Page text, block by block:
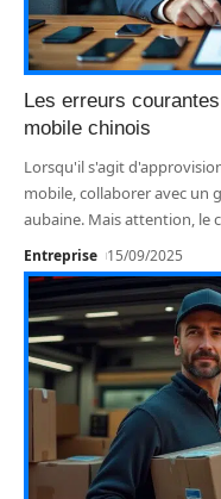
Les erreurs
mobile chinois
Lorsqu'il s'agit
mobile, collaborer avec un
aubaine. Mais attention, le
Entreprise 15/09/2025